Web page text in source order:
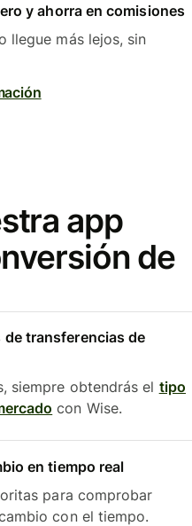
y ahorra en comisiones
llegue más lejos, sin
app
de
transferencias de
siempre obtendrás el tipo
con Wise.
en tiempo real
para comprobar
con el tiempo.